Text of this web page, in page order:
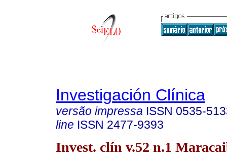
Investigación Clínica
versão impressa ISSN 0535-
line ISSN 2477-9393
Invest. clín v.52 n.1